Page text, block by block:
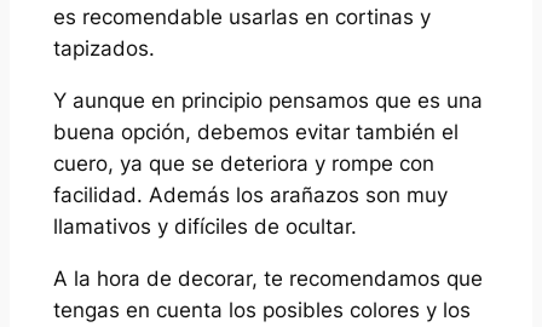
es recomendable usarlas en cortinas y
tapizados.
Y aunque en principio pensamos que es una
buena opción, debemos evitar también el
cuero, ya que se deteriora y rompe con
facilidad. Además los arañazos son muy
llamativos y difíciles de ocultar.
A la hora de decorar, te recomendamos que
tengas en cuenta los posibles colores y los